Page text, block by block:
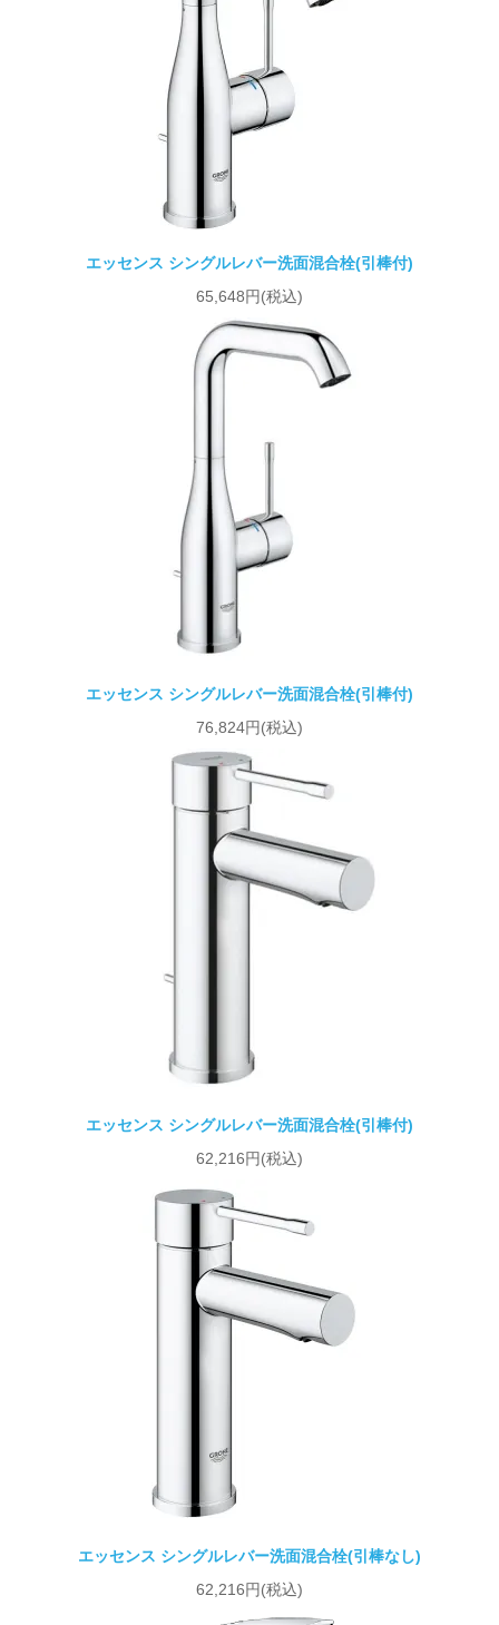
エッセンス シングルレバー洗面混合栓(引棒付)
65,648円(税込)
エッセンス シングルレバー洗面混合栓(引棒付)
76,824円(税込)
エッセンス シングルレバー洗面混合栓(引棒付)
62,216円(税込)
エッセンス シングルレバー洗面混合栓(引棒なし)
62,216円(税込)